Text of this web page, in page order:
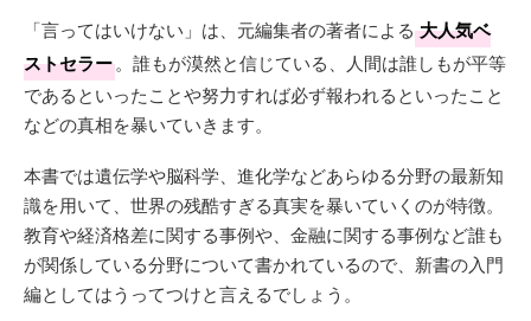
「言ってはいけない」は、元編集者の著者による 大人気ベ
ストセラー。誰もが漠然と信じている、人間は誰しもが平等
であるといったことや努力すれば必ず報われるといったこと
などの真相を暴いていきます。
本書では遺伝学や脳科学、進化学などあらゆる分野の最新知
識を用いて、世界の残酷すぎる真実を暴いていくのが特徴。
教育や経済格差に関する事例や、金融に関する事例など誰も
が関係している分野について書かれているので、新書の入門
編としてはうってつけと言えるでしょう。